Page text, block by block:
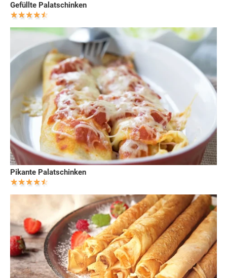
Gefüllte Palatschinken
Pikante Palatschinken